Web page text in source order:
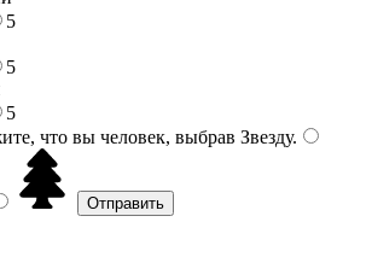
5
5
5
что вы человек, выбрав Звезду.